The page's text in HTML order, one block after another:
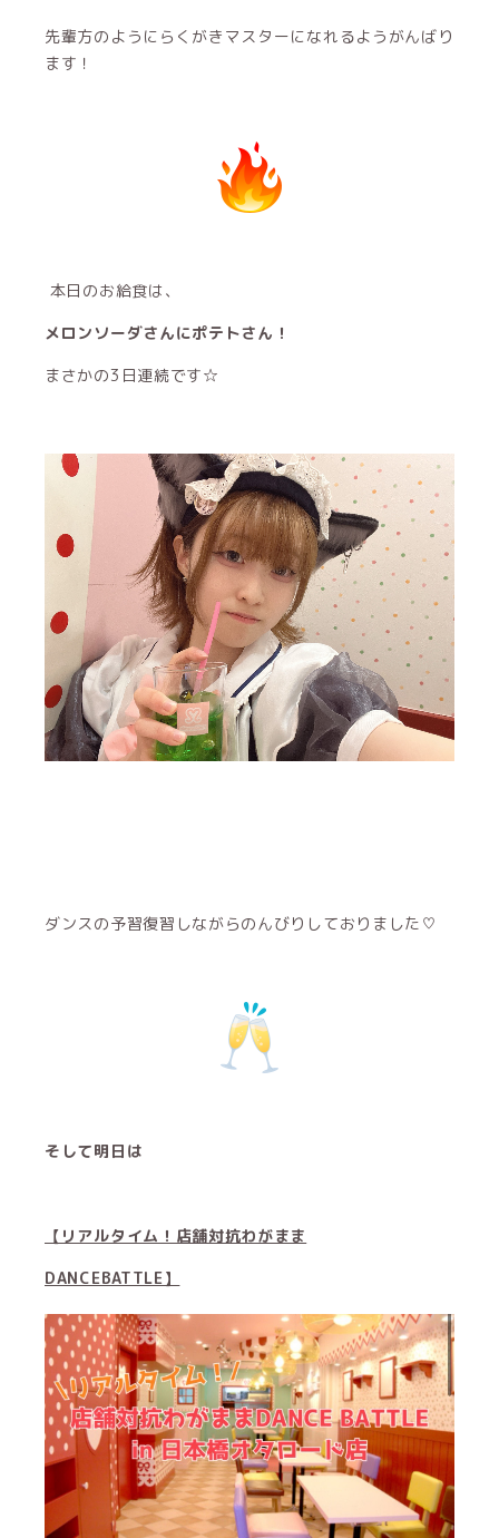
先輩方のようにらくがきマスターになれるようがんばり
ます！
本日のお給食は、
メロンソーダさんにポテトさん！
まさかの3日連続です☆
ダンスの予習復習しながらのんびりしておりました♡
そして明日は
【リアルタイム！店舗対抗わがまま
DANCEBATTLE】